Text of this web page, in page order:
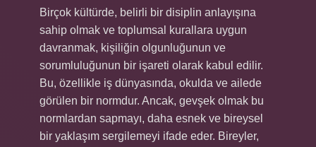
Birçok kültürde, belirli bir disiplin anlayışına
sahip olmak ve toplumsal kurallara uygun
davranmak, kişiliğin olgunluğunun ve
sorumluluğunun bir işareti olarak kabul edilir.
Bu, özellikle iş dünyasında, okulda ve ailede
görülen bir normdur. Ancak, gevşek olmak bu
normlardan sapmayı, daha esnek ve bireysel
bir yaklaşım sergilemeyi ifade eder. Bireyler,